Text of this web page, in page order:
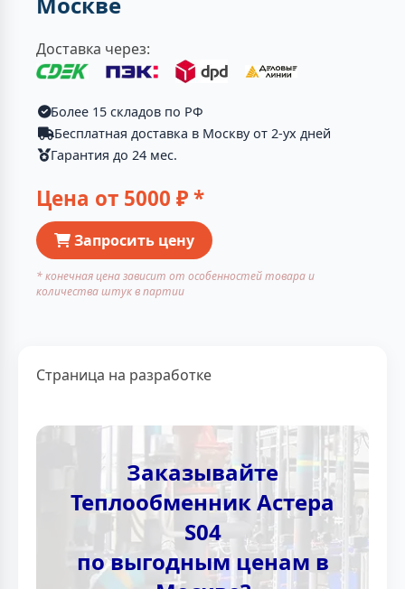
Доставка через:
Более 15 складов по РФ
Бесплатная доставка в Москву от 2-ух дней
Гарантия до 24 мес.
Цена от 5000 ₽ *
Запросить цену
* конечная цена зависит от особенностей товара и
количества штук в партии
Страница на разработке
Заказывайте
Теплообменник Астера
S04
по выгодным ценам в